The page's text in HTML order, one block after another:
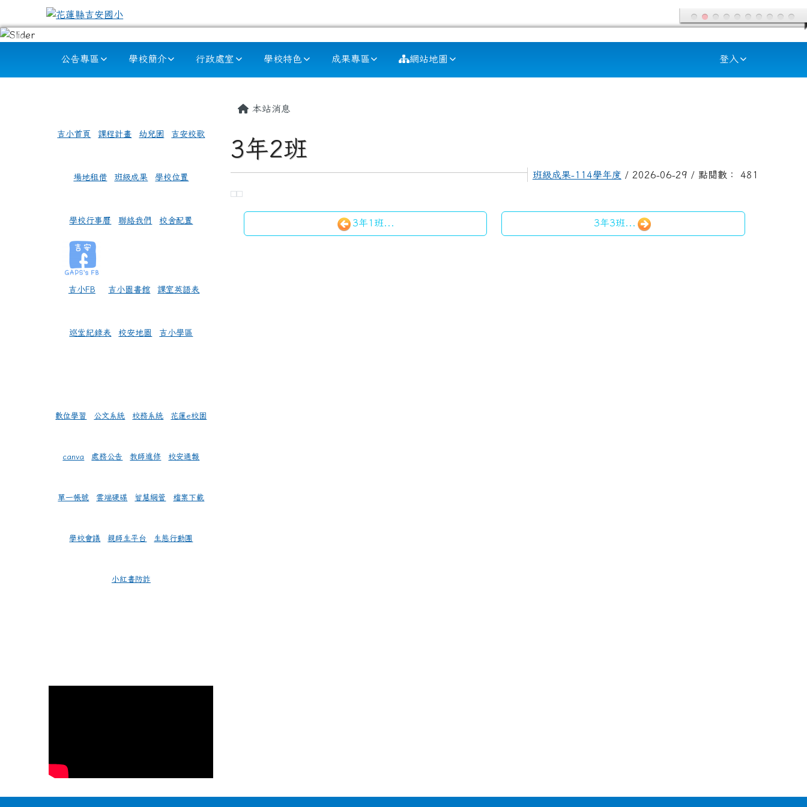
跳至主內容區
花蓮縣吉安國小
公告專區 學校簡介 行政處室 學校特色 成果專區 網站地圖 登入
吉小首頁 課程計畫 幼兒園 吉安校歌
場地租借 班級成果 學校位置
學校行事曆 聯絡我們 校舍配置
吉小FB 吉小圖書館 課室英語表
巡堂紀錄表 校安地圖 吉小學區
數位學習 公文系統 校務系統 花蓮e校園
canva 處務公告 教師進修 校安通報
單一帳號 雲端硬碟 智慧網管 檔案下載
學校會議 親師生平台 生態行動團
小紅書防詐
主內容區域
本站消息
3年2班
班級成果-114學年度 / 2026-06-29 / 點閱數： 481
empty heading
3年1班... 3年3班...